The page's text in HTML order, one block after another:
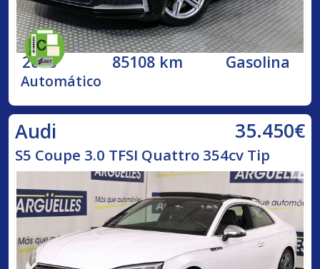
2018 85108 km Gasolina
Automático
Audi 35.450€
S5 Coupe 3.0 TFSI Quattro 354cv Tip